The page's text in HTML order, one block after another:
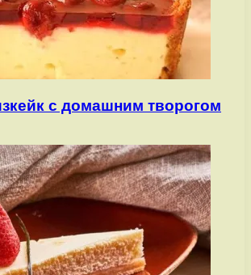
с домашним творогом